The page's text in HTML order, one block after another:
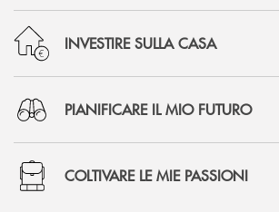
INVESTIRE SULLA CASA
PIANIFICARE IL MIO FUTURO
COLTIVARE LE MIE PASSIONI